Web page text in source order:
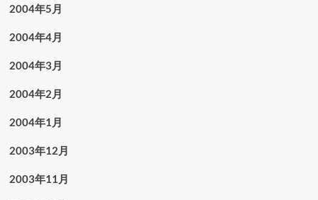
2004年5月
2004年4月
2004年3月
2004年2月
2004年1月
2003年12月
2003年11月